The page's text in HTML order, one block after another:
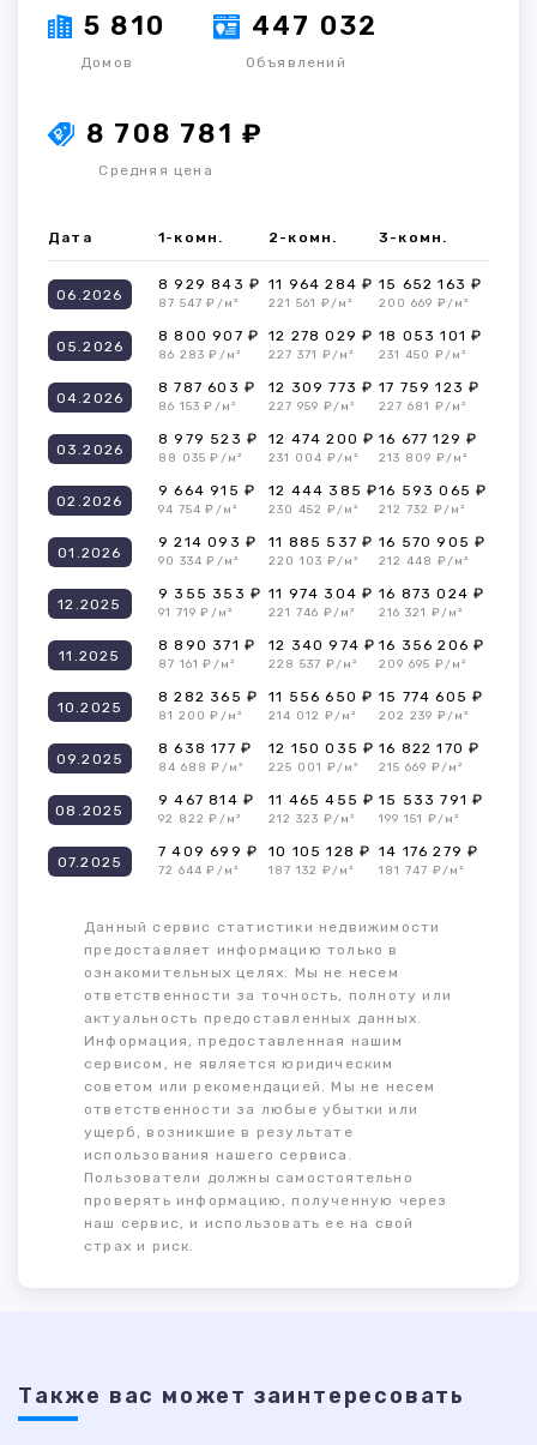
5 810
Домов
447 032
Объявлений
8 708 781 ₽
Средняя цена
Дата 1-комн. 2-комн. 3-комн.
06.2026
8 929 843 ₽
87 547 ₽/м²
11 964 284 ₽
221 561 ₽/м²
15 652 163 ₽
200 669 ₽/м²
05.2026
8 800 907 ₽
86 283 ₽/м²
12 278 029 ₽
227 371 ₽/м²
18 053 101 ₽
231 450 ₽/м²
04.2026
8 787 603 ₽
86 153 ₽/м²
12 309 773 ₽
227 959 ₽/м²
17 759 123 ₽
227 681 ₽/м²
03.2026
8 979 523 ₽
88 035 ₽/м²
12 474 200 ₽
231 004 ₽/м²
16 677 129 ₽
213 809 ₽/м²
02.2026
9 664 915 ₽
94 754 ₽/м²
12 444 385 ₽
230 452 ₽/м²
16 593 065 ₽
212 732 ₽/м²
01.2026
9 214 093 ₽
90 334 ₽/м²
11 885 537 ₽
220 103 ₽/м²
16 570 905 ₽
212 448 ₽/м²
12.2025
9 355 353 ₽
91 719 ₽/м²
11 974 304 ₽
221 746 ₽/м²
16 873 024 ₽
216 321 ₽/м²
11.2025
8 890 371 ₽
87 161 ₽/м²
12 340 974 ₽
228 537 ₽/м²
16 356 206 ₽
209 695 ₽/м²
10.2025
8 282 365 ₽
81 200 ₽/м²
11 556 650 ₽
214 012 ₽/м²
15 774 605 ₽
202 239 ₽/м²
09.2025
8 638 177 ₽
84 688 ₽/м²
12 150 035 ₽
225 001 ₽/м²
16 822 170 ₽
215 669 ₽/м²
08.2025
9 467 814 ₽
92 822 ₽/м²
11 465 455 ₽
212 323 ₽/м²
15 533 791 ₽
199 151 ₽/м²
07.2025
7 409 699 ₽
72 644 ₽/м²
10 105 128 ₽
187 132 ₽/м²
14 176 279 ₽
181 747 ₽/м²
Данный сервис статистики недвижимости
предоставляет информацию только в
ознакомительных целях. Мы не несем
ответственности за точность, полноту или
актуальность предоставленных данных.
Информация, предоставленная нашим
сервисом, не является юридическим
советом или рекомендацией. Мы не несем
ответственности за любые убытки или
ущерб, возникшие в результате
использования нашего сервиса.
Пользователи должны самостоятельно
проверять информацию, полученную через
наш сервис, и использовать ее на свой
страх и риск.
Также ваc может заинтересовать